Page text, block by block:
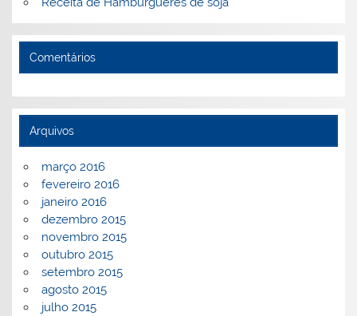
Comentários
Arquivos
março 2016
fevereiro 2016
janeiro 2016
dezembro 2015
novembro 2015
outubro 2015
setembro 2015
agosto 2015
julho 2015